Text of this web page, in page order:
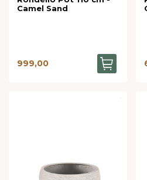
Camel Sand
999,00